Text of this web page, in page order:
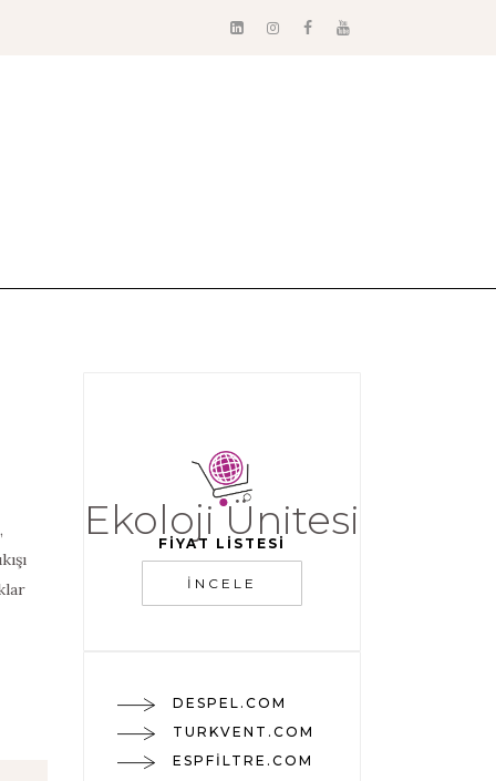
Ekoloji Ünitesi
FİYAT LİSTESİ
İNCELE
DESPEL.COM
TURKVENT.COM
ESPFILTRE.COM